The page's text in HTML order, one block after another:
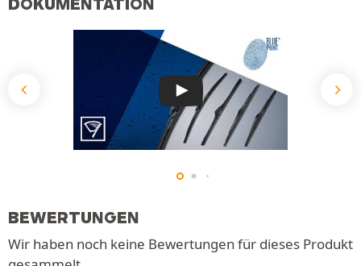
BEWERTUNGEN
Wir haben noch keine Bewertungen für dieses Produkt